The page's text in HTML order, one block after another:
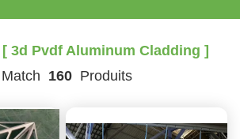
[ 3d Pvdf Aluminum Cladding ]
Match 160Produits